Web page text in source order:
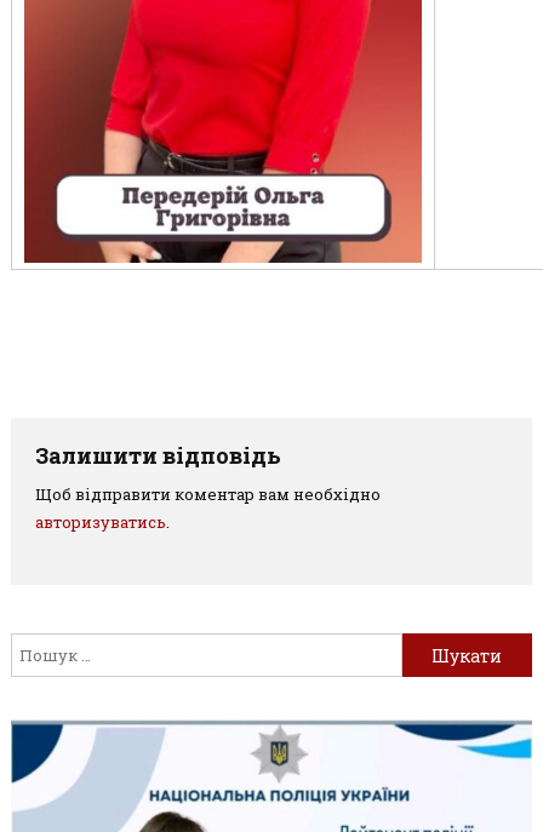
Залишити відповідь
Щоб відправити коментар вам необхідно
авторизуватись.
Пошук: